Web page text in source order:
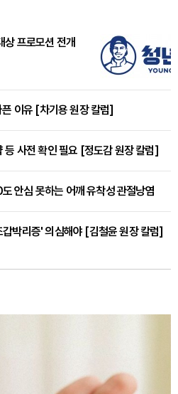
상 프로모션 전개
이유 [차기용 원장 칼럼]
등 사전 확인 필요 [정도감 원장 칼럼]
안심 못하는 어깨 유착성 관절낭염
박리증' 의심해야 [김철윤 원장 칼럼]